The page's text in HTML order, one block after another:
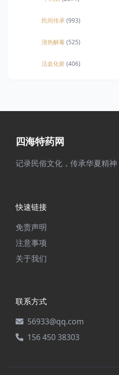
民间传承(993)
清热解毒(525)
活血化瘀(406)
四海特药网
记录民俗文化，传承华夏精神
快速链接
免责声明
注意事项
关于我们
联系方式
56933@qq.com
156 450 38303